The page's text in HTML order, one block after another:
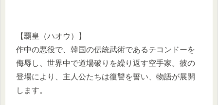
【覇皇（ハオウ）】
作中の悪役で、韓国の伝統武術であるテコンドーを
侮辱し、世界中で道場破りを繰り返す空手家。彼の
登場により、主人公たちは復讐を誓い、物語が展開
します。